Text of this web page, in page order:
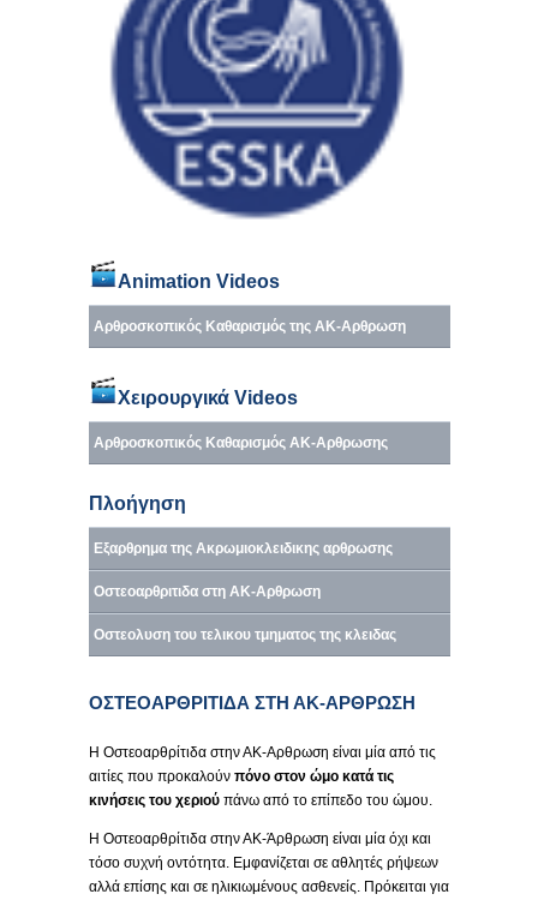
Animation Videos
Αρθροσκοπικός Καθαρισμός της ΑΚ-Αρθρωση
Χειρουργικά Videos
Αρθροσκοπικός Καθαρισμός ΑΚ-Αρθρωσης
Πλοήγηση
Εξαρθρημα της Ακρωμιοκλειδικης αρθρωσης
Οστεοαρθριτιδα στη ΑΚ-Αρθρωση
Οστεολυση του τελικου τμηματος της κλειδας
ΟΣΤΕΟΑΡΘΡΙΤΙΔΑ ΣΤΗ ΑΚ-ΑΡΘΡΩΣΗ
Η Οστεοαρθρίτιδα στην ΑΚ-Αρθρωση είναι μία από τις
αιτίες που προκαλούν πόνο στον ώμο κατά τις
κινήσεις του χεριού πάνω από το επίπεδο του ώμου.
Η Οστεοαρθρίτιδα στην ΑΚ-Άρθρωση είναι μία όχι και
τόσο συχνή οντότητα. Εμφανίζεται σε αθλητές ρήψεων
αλλά επίσης και σε ηλικιωμένους ασθενείς. Πρόκειται για